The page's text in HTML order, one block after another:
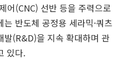
어(CNC) 선반 등을 주력으로
반도체 공정용 세라믹·쿼츠
발(R&D)을 지속 확대하며 관
있다.